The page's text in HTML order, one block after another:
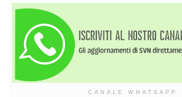
CANALE WHATSAPP